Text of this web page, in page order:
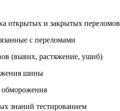
открытых и закрытых переломов
с переломами
(вывих, растяжение, ушиб)
шины
знаний тестированием